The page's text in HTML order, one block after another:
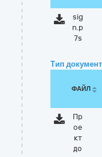
sig
n.p
7s
Тип
ФАЙЛ
Пр
ое
кт
до